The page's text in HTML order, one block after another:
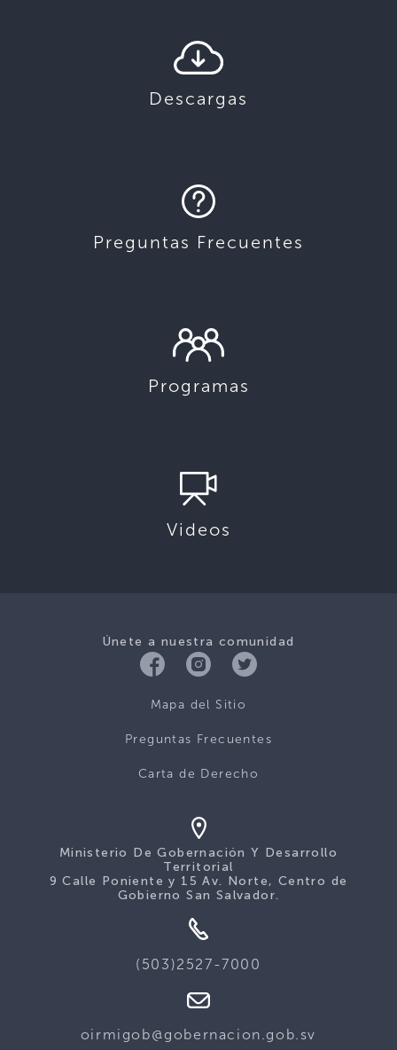
Descargas
Preguntas Frecuentes
Programas
Videos
Únete a nuestra comunidad
Mapa del Sitio
Preguntas Frecuentes
Carta de Derecho
Ministerio De Gobernación Y Desarrollo
Territorial
9 Calle Poniente y 15 Av. Norte, Centro de
Gobierno San Salvador.
(503)2527-7000
oirmigob@gobernacion.gob.sv